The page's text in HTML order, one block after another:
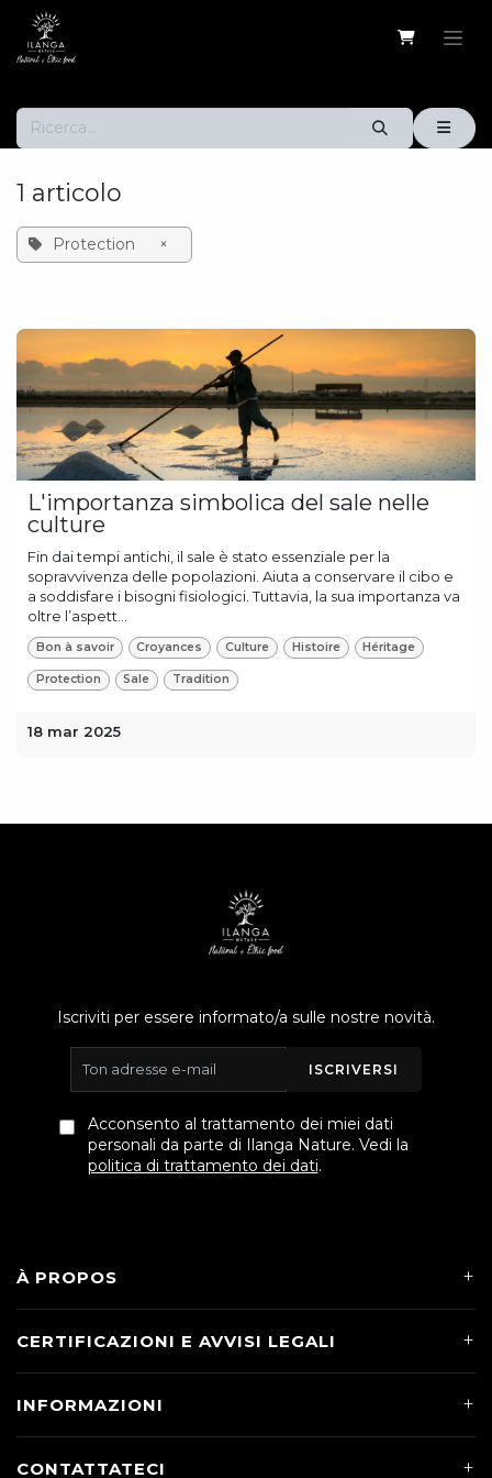
Passa al contenuto
1 articolo
Protection ×
L'importanza simbolica del sale nelle
culture
Fin dai tempi antichi, il sale è stato essenziale per la
sopravvivenza delle popolazioni. Aiuta a conservare il cibo e
a soddisfare i bisogni fisiologici. Tuttavia, la sua importanza va
oltre l’aspett...
Bon à savoir Croyances Culture Histoire Héritage
Protection Sale Tradition
18 mar 2025
Iscriviti per essere informato/a sulle nostre novità.
ISCRIVERSI
Acconsento al trattamento dei miei dati
personali da parte di Ilanga Nature. Vedi la
politica di trattamento dei dati.
À PROPOS
CERTIFICAZIONI E AVVISI LEGALI
INFORMAZIONI
CONTATTATECI